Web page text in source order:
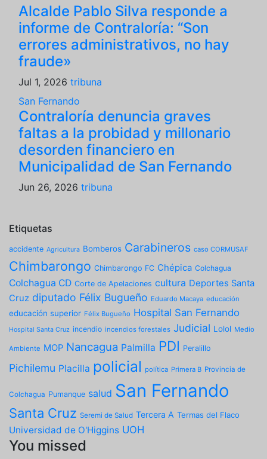
Alcalde Pablo Silva responde a
informe de Contraloría: “Son
errores administrativos, no hay
fraude»
Jul 1, 2026 tribuna
San Fernando
Contraloría denuncia graves
faltas a la probidad y millonario
desorden financiero en
Municipalidad de San Fernando
Jun 26, 2026 tribuna
Etiquetas
accidente Agricultura Bomberos Carabineros caso CORMUSAF
Chimbarongo Chimbarongo FC Chépica Colchagua
Colchagua CD Corte de Apelaciones cultura Deportes Santa
Cruz diputado Félix Bugueño Eduardo Macaya educación
educación superior Félix Bugueño Hospital San Fernando
Hospital Santa Cruz incendio incendios forestales Judicial Lolol Medio
Ambiente MOP Nancagua Palmilla PDI Peralillo
Pichilemu Placilla policial política Primera B Provincia de
Colchagua Pumanque salud San Fernando
Santa Cruz Seremi de Salud Tercera A Termas del Flaco
Universidad de O'Higgins UOH
You missed